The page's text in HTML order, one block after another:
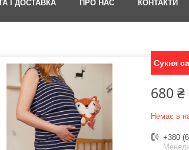
І ДОСТАВКА ПРО НАС КОНТАКТИ
Сукня
680 ₴
Немає в
+380